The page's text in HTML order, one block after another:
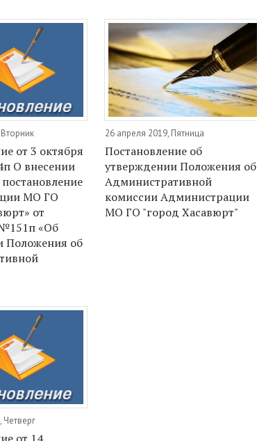
от 3 октября
О внесении
МО ГО
от
«Об
Положения об
26 апреля 2019, Пятница
Постановление об
утверждении Положения об
Административной
комиссии Администрации
МО ГО "город Хасавюрт"